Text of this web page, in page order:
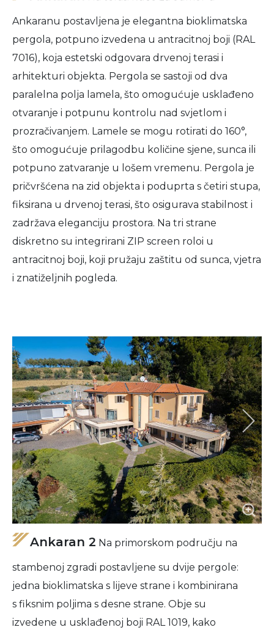
Ankaranu postavljena je elegantna bioklimatska
pergola, potpuno izvedena u antracitnoj boji (RAL
7016), koja estetski odgovara drvenoj terasi i
arhitekturi objekta. Pergola se sastoji od dva
paralelna polja lamela, što omogućuje usklađeno
otvaranje i potpunu kontrolu nad svjetlom i
prozračivanjem. Lamele se mogu rotirati do 160°,
što omogućuje prilagodbu količine sjene, sunca ili
potpuno zatvaranje u lošem vremenu. Pergola je
pričvršćena na zid objekta i poduprta s četiri stupa,
fiksirana u drvenoj terasi, što osigurava stabilnost i
zadržava eleganciju prostora. Na tri strane
diskretno su integrirani ZIP screen roloi u
antracitnoj boji, koji pružaju zaštitu od sunca, vjetra
i znatiželjnih pogleda.
Ankaran 2 Na primorskom području na
stambenoj zgradi postavljene su dvije pergole:
jedna bioklimatska s lijeve strane i kombinirana
s fiksnim poljima s desne strane. Obje su
izvedene u usklađenoj boji RAL 1019, kako